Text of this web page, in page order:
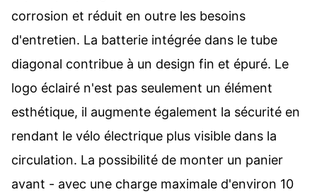
corrosion et réduit en outre les besoins
d'entretien. La batterie intégrée dans le tube
diagonal contribue à un design fin et épuré. Le
logo éclairé n'est pas seulement un élément
esthétique, il augmente également la sécurité en
rendant le vélo électrique plus visible dans la
circulation. La possibilité de monter un panier
avant - avec une charge maximale d'environ 10